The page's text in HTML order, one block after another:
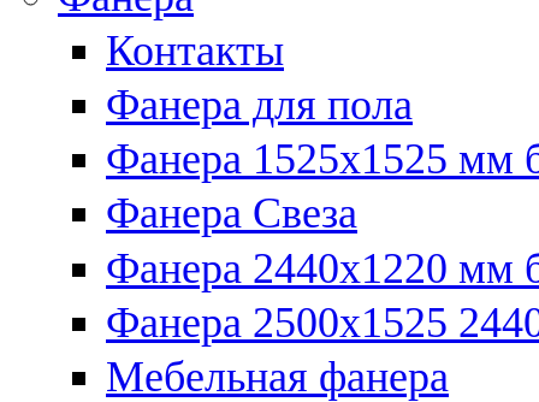
Контакты
Фанера для пола
Фанера 1525x1525 мм
Фанера Свеза
Фанера 2440x1220 мм
Фанера 2500x1525
Мебельная фанера